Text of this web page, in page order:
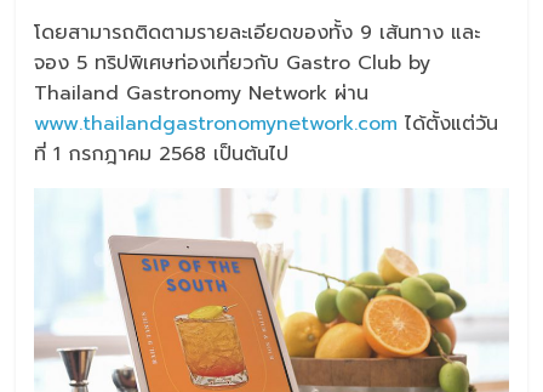
โดยสามารถติดตามรายละเอียดของทั้ง 9 เส้นทาง และ
จอง 5 ทริปพิเศษท่องเที่ยวกับ Gastro Club by
Thailand Gastronomy Network ผ่าน
www.thailandgastronomynetwork.com ได้ตั้งแต่วัน
ที่ 1 กรกฎาคม 2568 เป็นต้นไป